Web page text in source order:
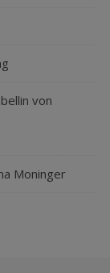
von
Moninger